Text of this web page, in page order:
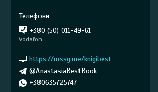
+380 (50) 011-49-61
Vodafon
https://mssg.me/knigibest
@AnastasiaBestBook
+380635725747